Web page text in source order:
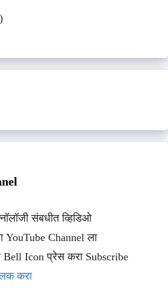
संबधीत व्हिडिओ
YouTube Channel ला
Bell Icon प्रेस करा Subscribe
करा